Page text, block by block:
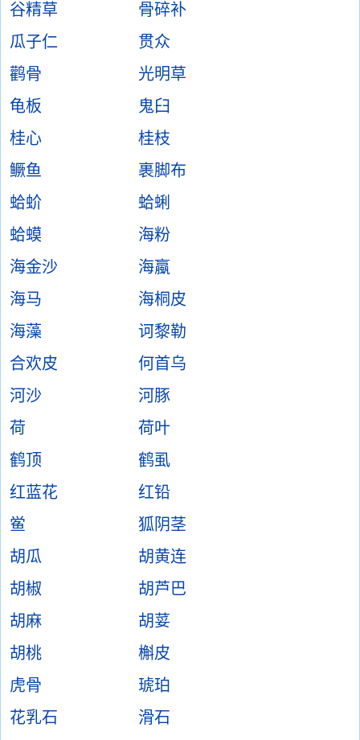
谷精草
骨碎补
瓜子仁
贯众
鹳骨
光明草
龟板
鬼臼
桂心
桂枝
鳜鱼
裹脚布
蛤蚧
蛤蜊
蛤蟆
海粉
海金沙
海蠃
海马
海桐皮
海藻
诃黎勒
合欢皮
何首乌
河沙
河豚
荷
荷叶
鹤顶
鹤虱
红蓝花
红铅
鲎
狐阴茎
胡瓜
胡黄连
胡椒
胡芦巴
胡麻
胡荽
胡桃
槲皮
虎骨
琥珀
花乳石
滑石